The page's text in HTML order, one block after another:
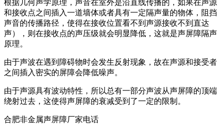
根据几何声学原理，声音在室外是沿直线传播的，如果在声源
和接收点之间插入一道墙体或者具有一定隔声量的物体，阻挡
声音的传播路径，使得在接收位置看不到声源接收不到直达
声），则在接收点的声压级就会明显降低，这就是声屏障隔声
原理。
由于声波在遇到障碍物时会发生反射现象，故在声源和接受者
之间插入密实的屏障会降低噪声。
由于声源具有波动特性，所以总有一部分声波从声屏障的顶端
绕射过去，这使得声屏障的衰减受到了一定的限制。
合肥非金属声屏障厂家电话